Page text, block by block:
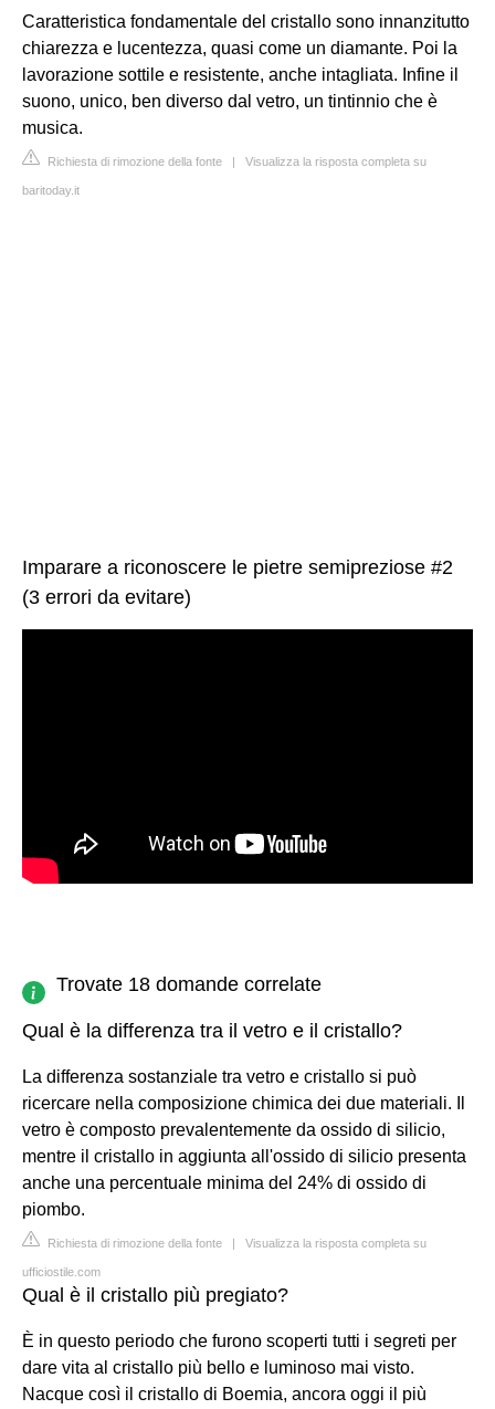
Caratteristica fondamentale del cristallo sono innanzitutto
chiarezza e lucentezza, quasi come un diamante. Poi la
lavorazione sottile e resistente, anche intagliata. Infine il
suono, unico, ben diverso dal vetro, un tintinnio che è
musica.
Richiesta di rimozione della fonte | Visualizza la risposta completa su
baritoday.it
Imparare a riconoscere le pietre semipreziose #2
(3 errori da evitare)
Trovate 18 domande correlate
Qual è la differenza tra il vetro e il cristallo?
La differenza sostanziale tra vetro e cristallo si può
ricercare nella composizione chimica dei due materiali. Il
vetro è composto prevalentemente da ossido di silicio,
mentre il cristallo in aggiunta all'ossido di silicio presenta
anche una percentuale minima del 24% di ossido di
piombo.
Richiesta di rimozione della fonte | Visualizza la risposta completa su
ufficiostile.com
Qual è il cristallo più pregiato?
È in questo periodo che furono scoperti tutti i segreti per
dare vita al cristallo più bello e luminoso mai visto.
Nacque così il cristallo di Boemia, ancora oggi il più